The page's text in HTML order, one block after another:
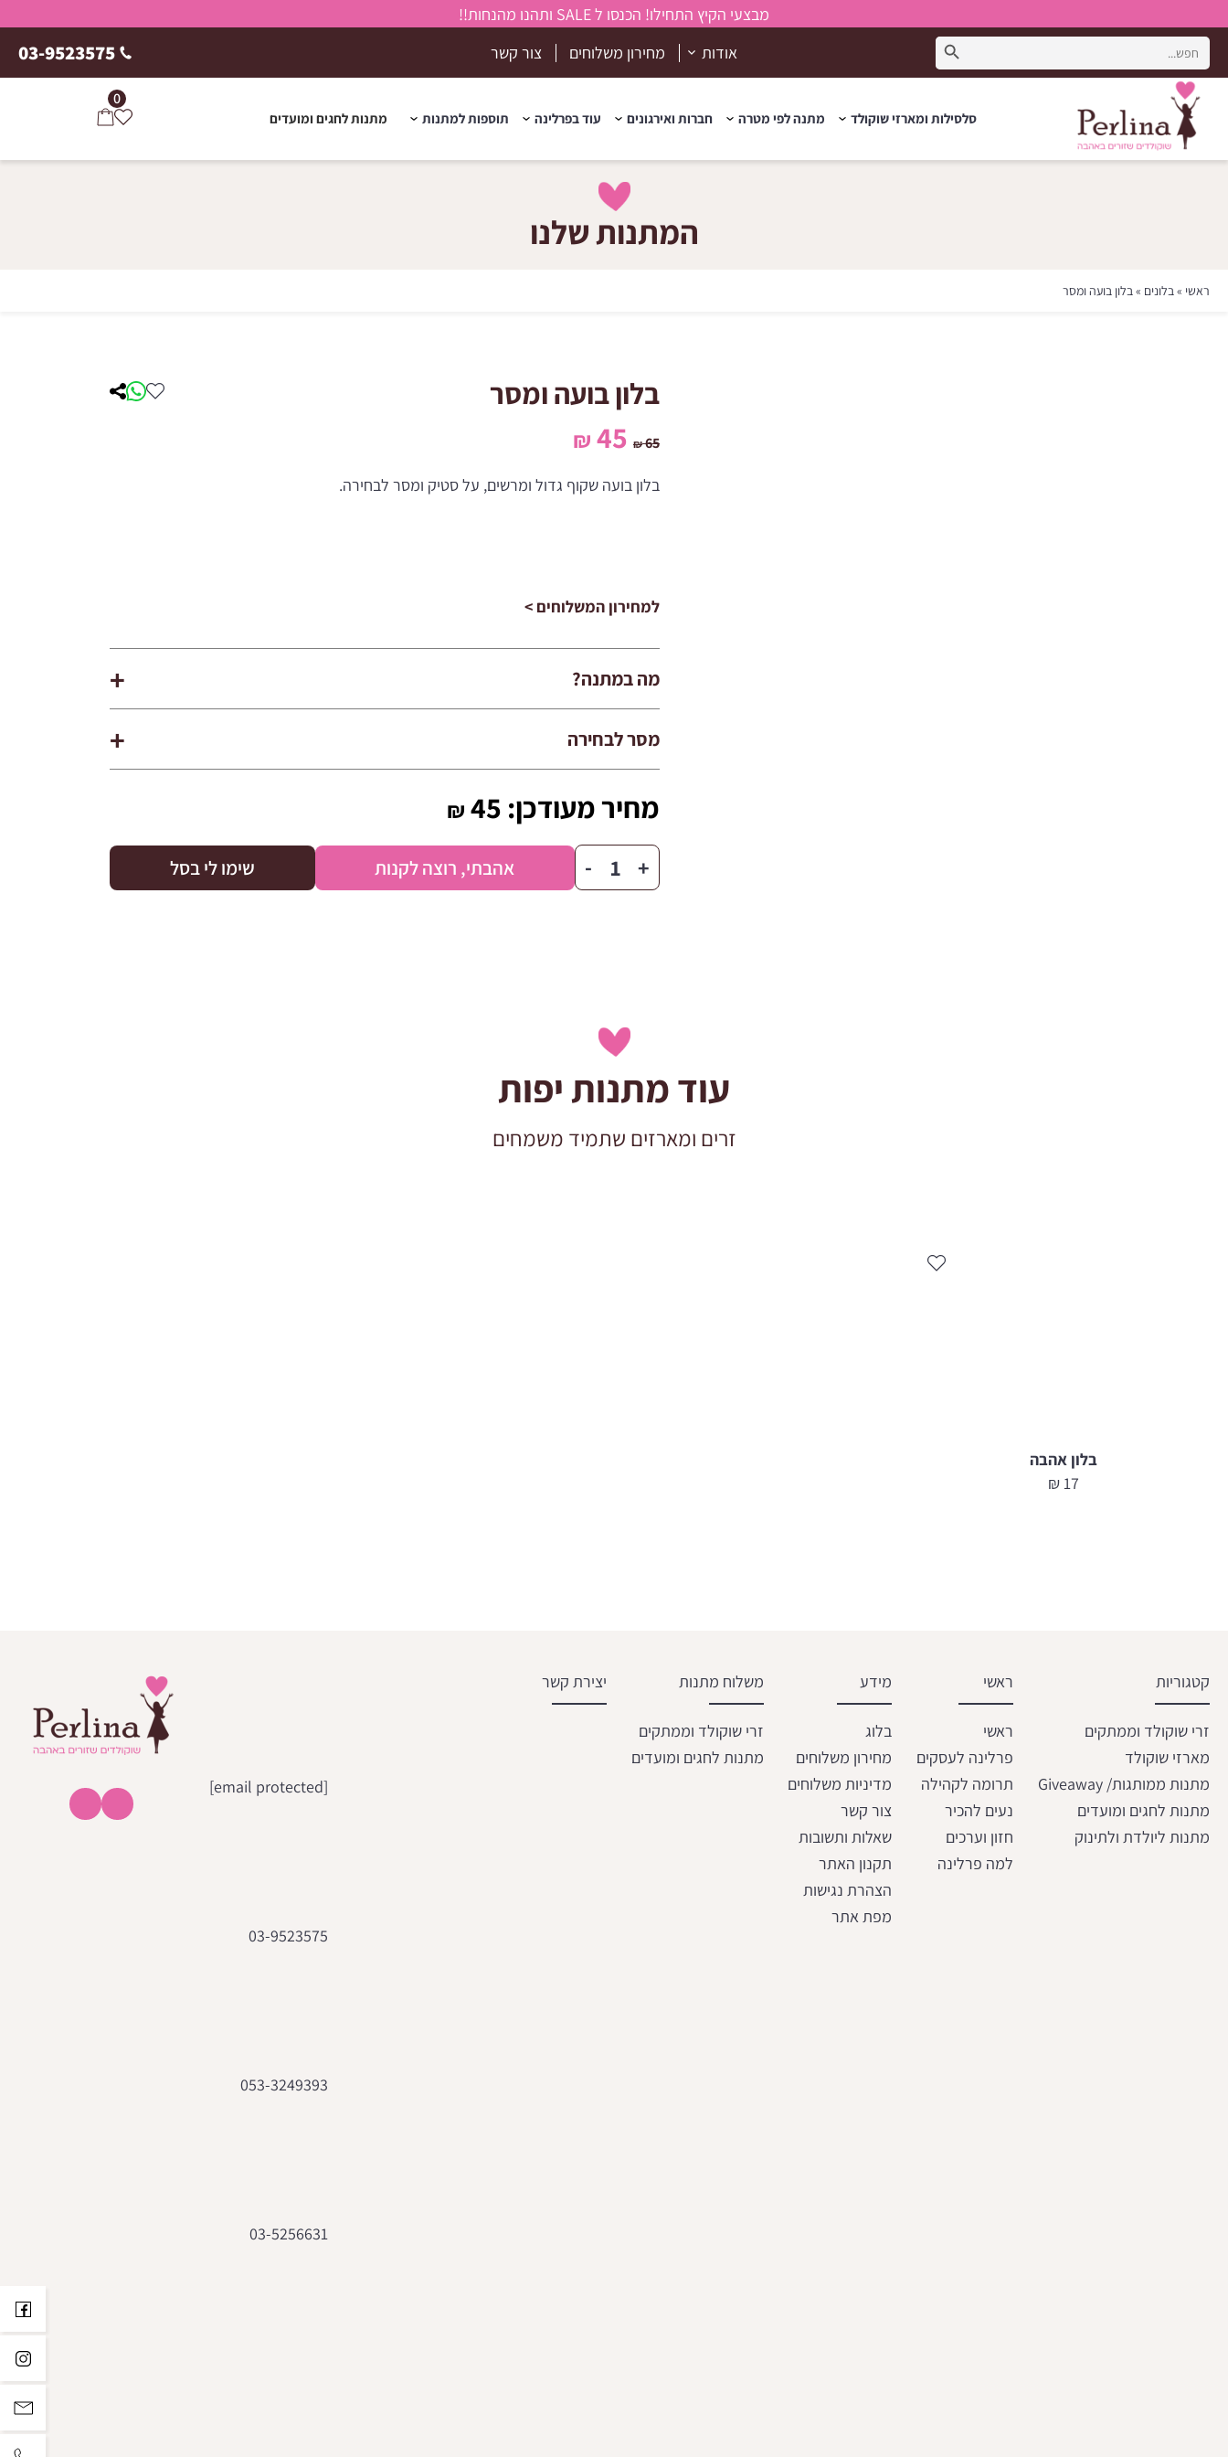
מבצעי הקיץ התחילו! הכנסו ל SALE ותהנו מהנחות!!
Search
for:
Search Button
אודות מחירון משלוחים צור קשר 03-9523575
סלסילות ומארזי שוקולד מתנה לפי מטרה חברות ואירגונים עוד בפרלינה תוספות למתנות מתנות לחגים ומועדים
0
המתנות שלנו
ראשי »בלונים »בלון בועה ומסר
בלון בועה ומסר
65
₪ המחיר
היה:
45
₪
הנוכחי
הוא:
בלון בועה שקוף גדול ומרשים, על סטיק ומסר לבחירה.
למחירון המשלוחים >
מה במתנה?
מסר לבחירה
מחיר מעודכן: 45
₪
+
כמות
של
- אהבתי, רוצה לקנות שימו לי בסל
עוד מתנות יפות
זרים ומארזים שתמיד משמחים
בלון אהבה
17
₪
קטגוריות
זרי שוקולד וממתקים
מארזי שוקולד
מתנות ממותגות/ Giveaway
מתנות לחגים ומועדים
מתנות ליולדת ולתינוק
ראשי
ראשי
פרלינה לעסקים
תרומה לקהילה
נעים להכיר
חזון וערכים
למה פרלינה
מידע
בלוג
מחירון משלוחים
מדיניות משלוחים
צור קשר
שאלות ותשובות
תקנון האתר
הצהרת נגישות
מפת אתר
משלוח מתנות
זרי שוקולד וממתקים
מתנות לחגים ומועדים
יצירת קשר
[email protected]
03-9523575
053-3249393
03-5256631